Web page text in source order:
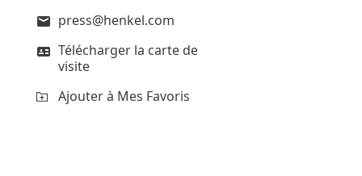
press@henkel.com
Télécharger la carte de
visite
Ajouter à Mes Favoris